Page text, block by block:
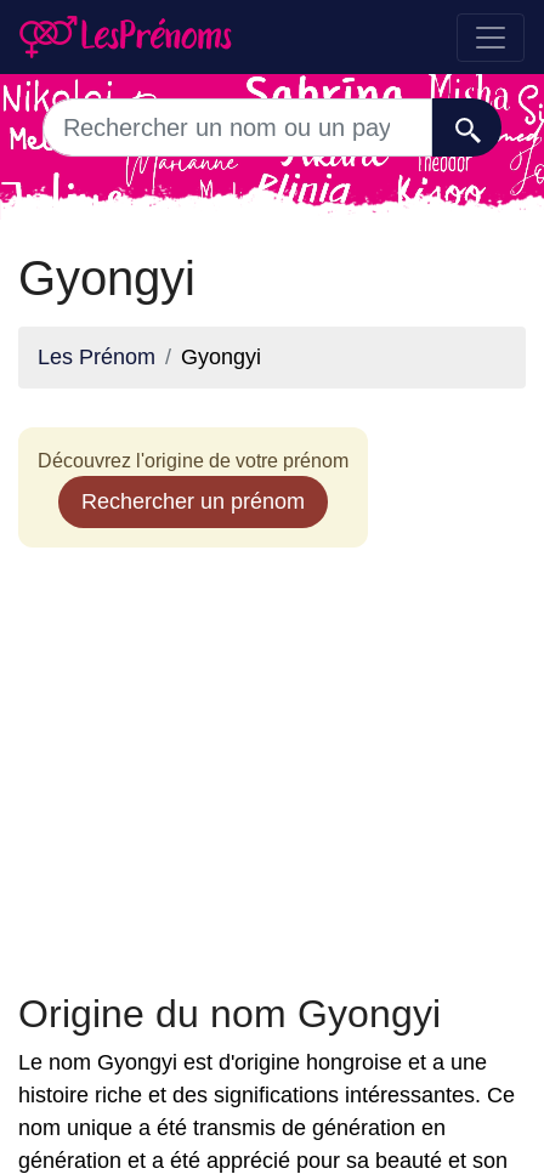
Gyongyi
Les Prénom Gyongyi
Découvrez l'origine de votre prénom
Rechercher un prénom
Origine du nom Gyongyi
Le nom Gyongyi est d'origine hongroise et a une
histoire riche et des significations intéressantes. Ce
nom unique a été transmis de génération en
génération et a été apprécié pour sa beauté et son